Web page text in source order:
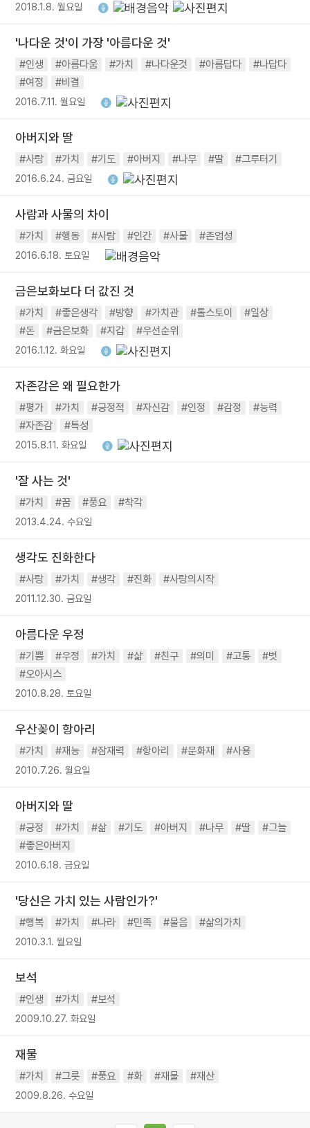
2018.1.8. 월요일
'나다운 것'이 가장 '아름다운 것'
#인생 #아름다움 #가치 #나다운것 #아름답다
#나답다
#여정
#비결
2016.7.11. 월요일
아버지와 딸
#사랑 #가치 #기도 #아버지 #나무 #딸 #그루터기
2016.6.24. 금요일
사람과 사물의 차이
#가치 #행동 #사람 #인간 #사물 #존엄성
2016.6.18. 토요일
금은보화보다 더 값진 것
#가치 #좋은생각 #방향 #가치관 #톨스토이
#일상
#돈
#금은보화 #지갑 #우선순위
2016.1.12. 화요일
자존감은 왜 필요한가
#평가 #가치 #긍정적 #자신감 #인정 #감정
#능력
#자존감
#특성
2015.8.11. 화요일
'잘 사는 것'
#가치 #꿈 #풍요 #착각
2013.4.24. 수요일
생각도 진화한다
#사랑 #가치 #생각 #진화 #사랑의시작
2011.12.30. 금요일
아름다운 우정
#기쁨 #우정 #가치 #삶 #친구 #의미 #고통
#벗
#오아시스
2010.8.28. 토요일
우산꽂이 항아리
#가치 #재능 #잠재력 #항아리 #문화재 #사용
2010.7.26. 월요일
아버지와 딸
#긍정 #가치 #삶 #기도 #아버지 #나무 #딸
#그늘
#좋은아버지
2010.6.18. 금요일
'당신은 가치 있는 사람인가?'
#행복 #가치 #나라 #민족 #물음 #삶의가치
2010.3.1. 월요일
보석
#인생 #가치 #보석
2009.10.27. 화요일
재물
#가치 #그릇 #풍요 #화 #재물 #재산
2009.8.26. 수요일